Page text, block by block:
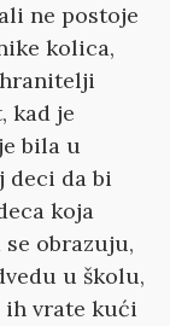
ne postoje
kolica,
kad je
bila u
deci da bi
koja
obrazuju,
u školu,
ih vrate kući